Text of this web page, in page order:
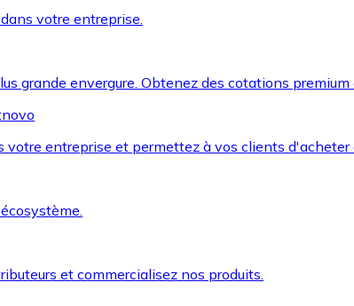
votre entreprise.
grande envergure. Obtenez des cotations
votre entreprise et permettez à vos clients
et commercialisez nos produits.